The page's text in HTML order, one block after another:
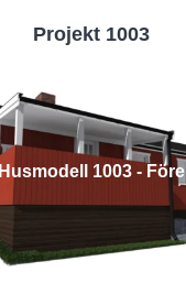
Projekt 1003
Husmodell 1003 - Före